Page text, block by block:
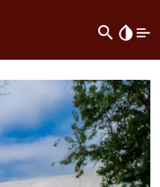
search invert_colors